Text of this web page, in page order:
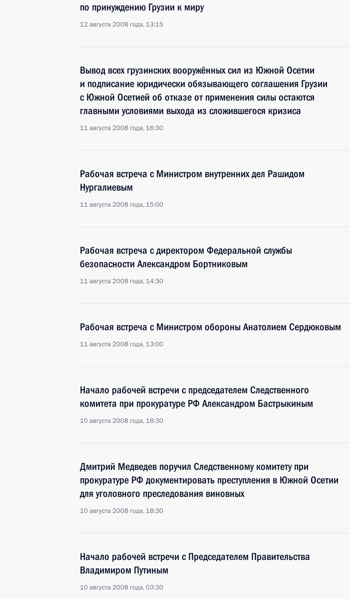
по принуждению Грузии к миру
12 августа 2008 года, 13:15
Вывод всех грузинских вооружённых сил из Южной Осетии
и подписание юридически обязывающего соглашения Грузии
с Южной Осетией об отказе от применения силы остаются
главными условиями выхода из сложившегося кризиса
11 августа 2008 года, 16:30
Рабочая встреча с Министром внутренних дел Рашидом
Нургалиевым
11 августа 2008 года, 15:00
Рабочая встреча с директором Федеральной службы
безопасности Александром Бортниковым
11 августа 2008 года, 14:30
Рабочая встреча с Министром обороны Анатолием Сердюковым
11 августа 2008 года, 13:00
Начало рабочей встречи с председателем Следственного
комитета при прокуратуре РФ Александром Бастрыкиным
10 августа 2008 года, 18:30
Дмитрий Медведев поручил Следственному комитету при
прокуратуре РФ документировать преступления в Южной Осетии
для уголовного преследования виновных
10 августа 2008 года, 18:30
Начало рабочей встречи с Председателем Правительства
Владимиром Путиным
10 августа 2008 года, 03:30